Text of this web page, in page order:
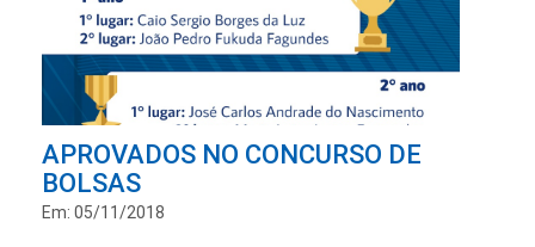
APROVADOS NO CONCURSO DE
BOLSAS
Em: 05/11/2018